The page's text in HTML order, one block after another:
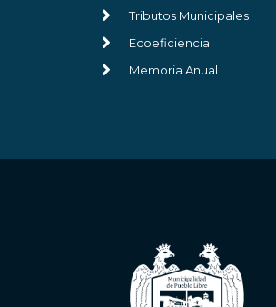
Tributos Municipales
Ecoeficiencia
Memoria Anual